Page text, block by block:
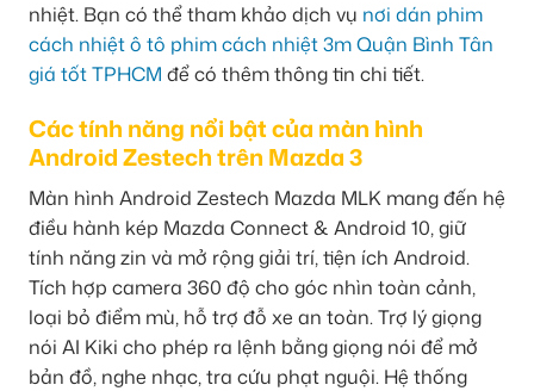
nhiệt. Bạn có thể tham khảo dịch vụ nơi dán phim
cách nhiệt ô tô phim cách nhiệt 3m Quận Bình Tân
giá tốt TPHCM để có thêm thông tin chi tiết.
Các tính năng nổi bật của màn hình
Android Zestech trên Mazda 3
Màn hình Android Zestech Mazda MLK mang đến hệ
điều hành kép Mazda Connect & Android 10, giữ
tính năng zin và mở rộng giải trí, tiện ích Android.
Tích hợp camera 360 độ cho góc nhìn toàn cảnh,
loại bỏ điểm mù, hỗ trợ đỗ xe an toàn. Trợ lý giọng
nói AI Kiki cho phép ra lệnh bằng giọng nói để mở
bản đồ, nghe nhạc, tra cứu phạt nguội. Hệ thống